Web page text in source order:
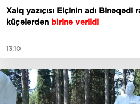
Xalq yazıçısı Elçinin adı Binəqədi
küçələrdən birinə verildi
13:10